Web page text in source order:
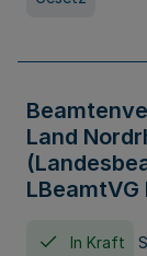
Land
LBeamtVG
In Kraft